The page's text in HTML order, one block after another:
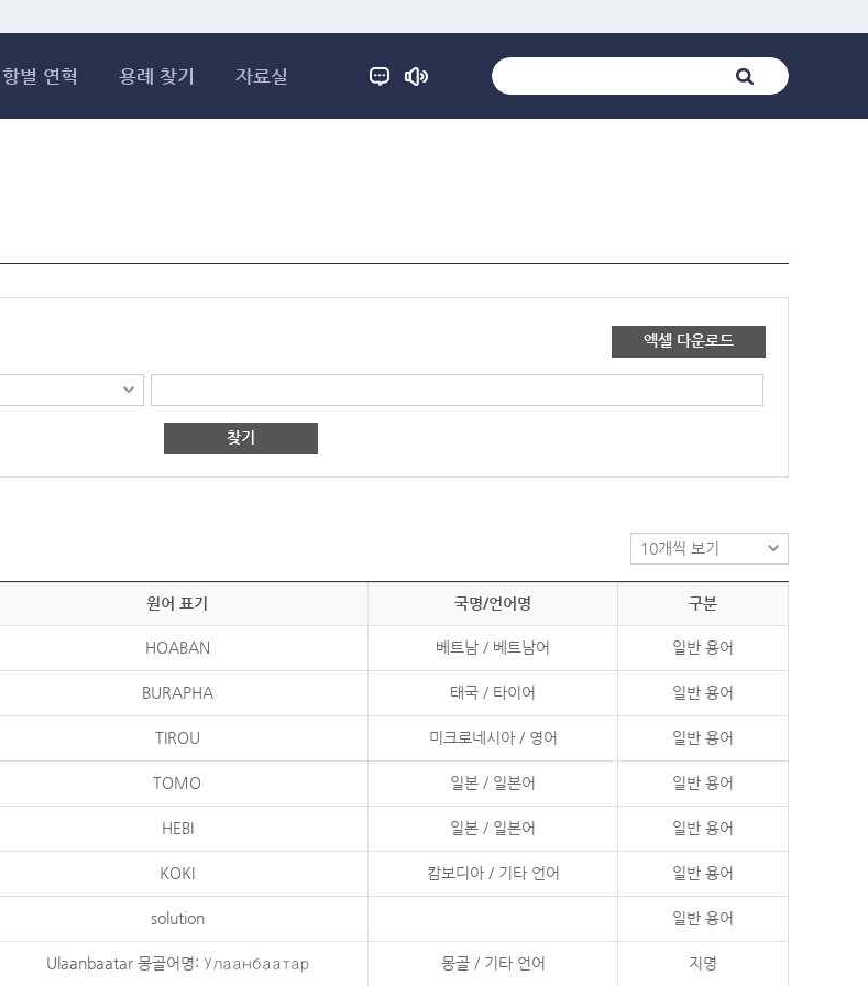
항별 연혁 용례 찾기 자료실
엑셀 다운로드
찾기
원어 표기 국명/언어명 구분
HOABAN 베트남 / 베트남어 일반 용어
BURAPHA 태국 / 타이어 일반 용어
TIROU 미크로네시아 / 영어 일반 용어
TOMO 일본 / 일본어 일반 용어
HEBI 일본 / 일본어 일반 용어
KOKI 캄보디아 / 기타 언어 일반 용어
solution 일반 용어
Ulaanbaatar 몽골어명: Улаанбаатар 몽골 / 기타 언어 지명